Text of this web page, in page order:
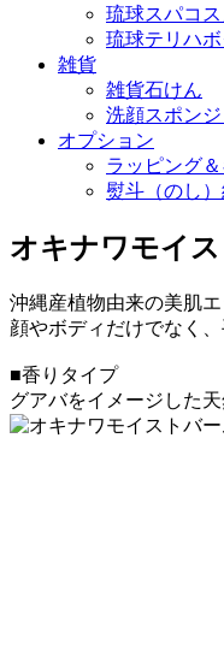
琉球スパコス
琉球テリハボ
雑貨
雑貨石けん
洗顔スポン
オプション
ラッピング
熨斗（のし
オキナワモイ
沖縄産植物由来の美肌
顔やボディだけでなく
■香りタイプ
グアバをイメージした